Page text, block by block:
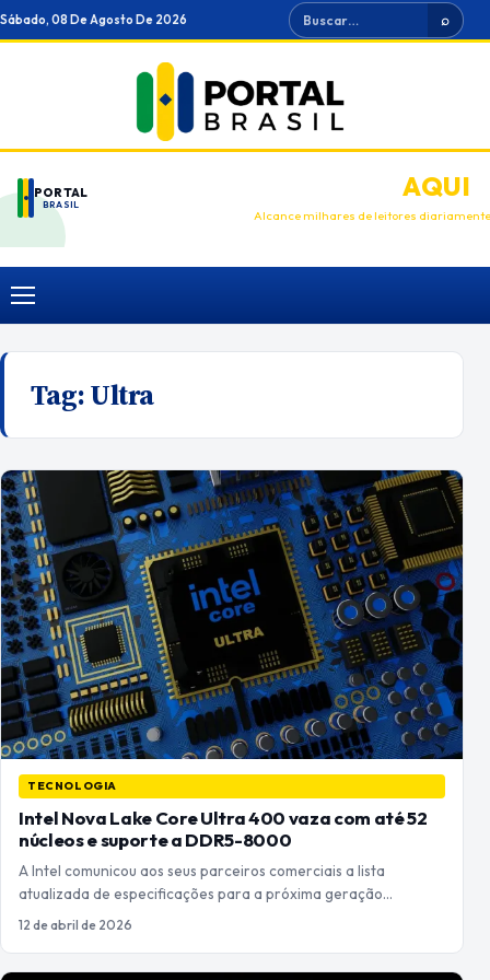
Ir
para
Sábado, 08 De Agosto De 2026 Buscar ⌕
PORTAL
BRASIL
ANUNCIEAQUI
Alcance milhares de leitores diariamente
Menu
Tag:Ultra
TECNOLOGIA
Intel Nova Lake Core Ultra 400 vaza com até 52
núcleos e suporte a DDR5-8000
A Intel comunicou aos seus parceiros comerciais a lista
atualizada de especificações para a próxima geração…
12 de abril de 2026